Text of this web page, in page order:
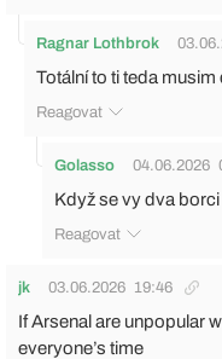
Ragnar Lothbrok
Totální to ti teda musim
Reagovat
Golasso 04.06.2026
Když se vy dva
Reagovat
jk 03.06.2026 19:46
If Arsenal are unpopular
everyone’s time​